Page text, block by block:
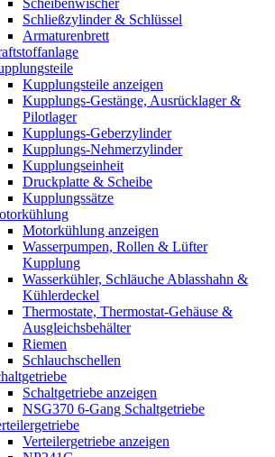
Schließzylinder & Schlüssel
Armaturenbrett
Kupplungsteile anzeigen
Kupplungs-Gestänge, Ausrücklager &
Pilotlager
Kupplungs-Geberzylinder
Kupplungs-Nehmerzylinder
Kupplungseinheit
Druckplatte & Scheibe
Kupplungssätze
Motorkühlung anzeigen
Wasserpumpen, Rollen & Lüfter
Kupplung
Wasserkühler, Schläuche Ablasshahn &
Kühlerdeckel
Thermostate, Thermostat-Gehäuse &
Ausgleichsbehälter
Riemen
Schlauchschellen
Schaltgetriebe anzeigen
NSG370 6-Gang Schaltgetriebe
Verteilergetriebe anzeigen